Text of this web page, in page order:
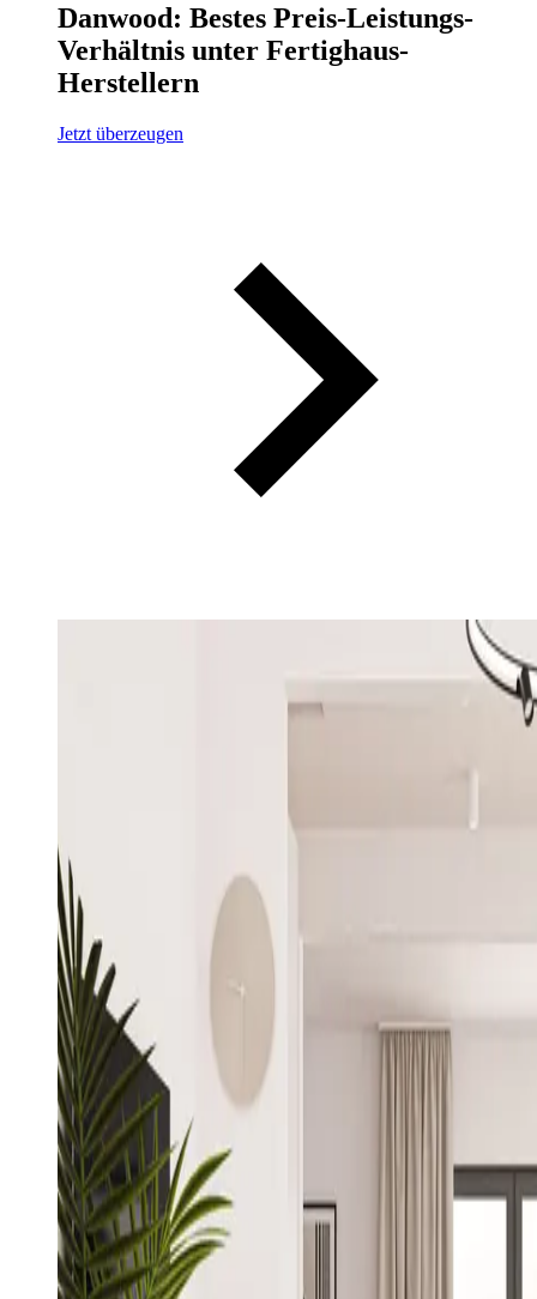
Danwood: Bestes Preis-Leistungs-
Verhältnis unter Fertighaus-
Herstellern
Jetzt überzeugen